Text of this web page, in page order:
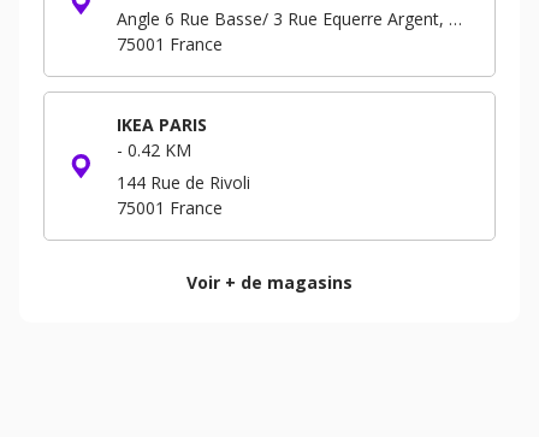
Angle 6 Rue Basse/ 3 Rue Equerre Argent, Forum - Niveau -3 B.P. 293
75001 France
IKEA PARIS
- 0.42 KM
144 Rue de Rivoli
75001 France
Voir + de magasins